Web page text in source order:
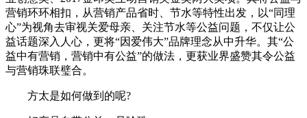
营销环环相扣，从营销产品省时、节水等特性出发，以“同理
心”为视角去审视关爱母亲、关注节水等公益问题，不仅让公
益话题深入人心，更将“因爱伟大”品牌理念从中升华。其“公
益中有营销，营销中有公益”的做法，更获业界盛赞其令公益
与营销珠联璧合。
方太是如何做到的呢?